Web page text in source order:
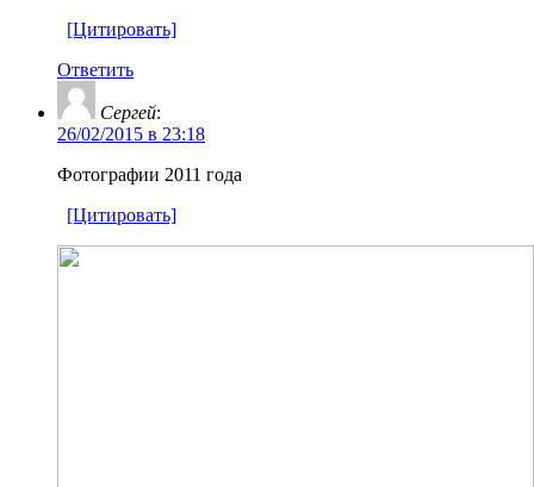
[Цитировать]
Ответить
Сергей:
26/02/2015 в 23:18
Фотографии 2011 года
[Цитировать]